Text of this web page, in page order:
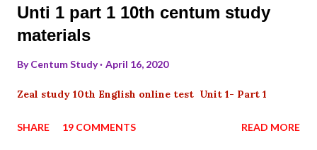
Unti 1 part 1 10th centum study
materials
ByCentum Study April 16, 2020
Zeal study 10th English online test Unit 1- Part 1
SHARE 19 COMMENTS READ MORE